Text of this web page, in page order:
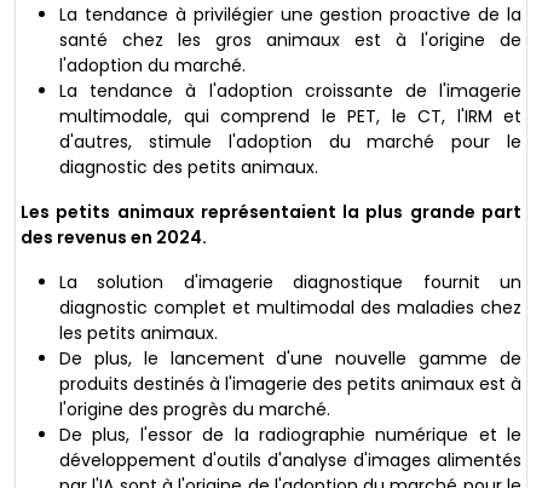
La tendance à privilégier une gestion proactive de la
santé chez les gros animaux est à l'origine de
l'adoption du marché.
La tendance à l'adoption croissante de l'imagerie
multimodale, qui comprend le PET, le CT, l'IRM et
d'autres, stimule l'adoption du marché pour le
diagnostic des petits animaux.
Les petits animaux représentaient la plus grande part
des revenus en 2024.
La solution d'imagerie diagnostique fournit un
diagnostic complet et multimodal des maladies chez
les petits animaux.
De plus, le lancement d'une nouvelle gamme de
produits destinés à l'imagerie des petits animaux est à
l'origine des progrès du marché.
De plus, l'essor de la radiographie numérique et le
développement d'outils d'analyse d'images alimentés